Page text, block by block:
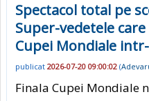
Spectacol total pe
Super-vedetele
Cupei Mondiale
publicat 2026-07-20 09:00:02 (
Finala Cupei Mondiale